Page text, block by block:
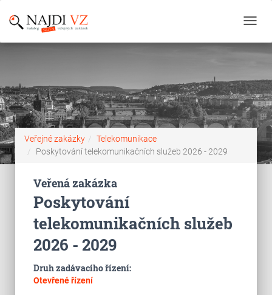
Veřejné zakázky
Telekomunikace
Poskytování telekomunikačních služeb 2026 - 2029
Veřená zakázka
Poskytování
telekomunikačních služeb
2026 - 2029
Druh zadávacího řízení:
Otevřené řízení